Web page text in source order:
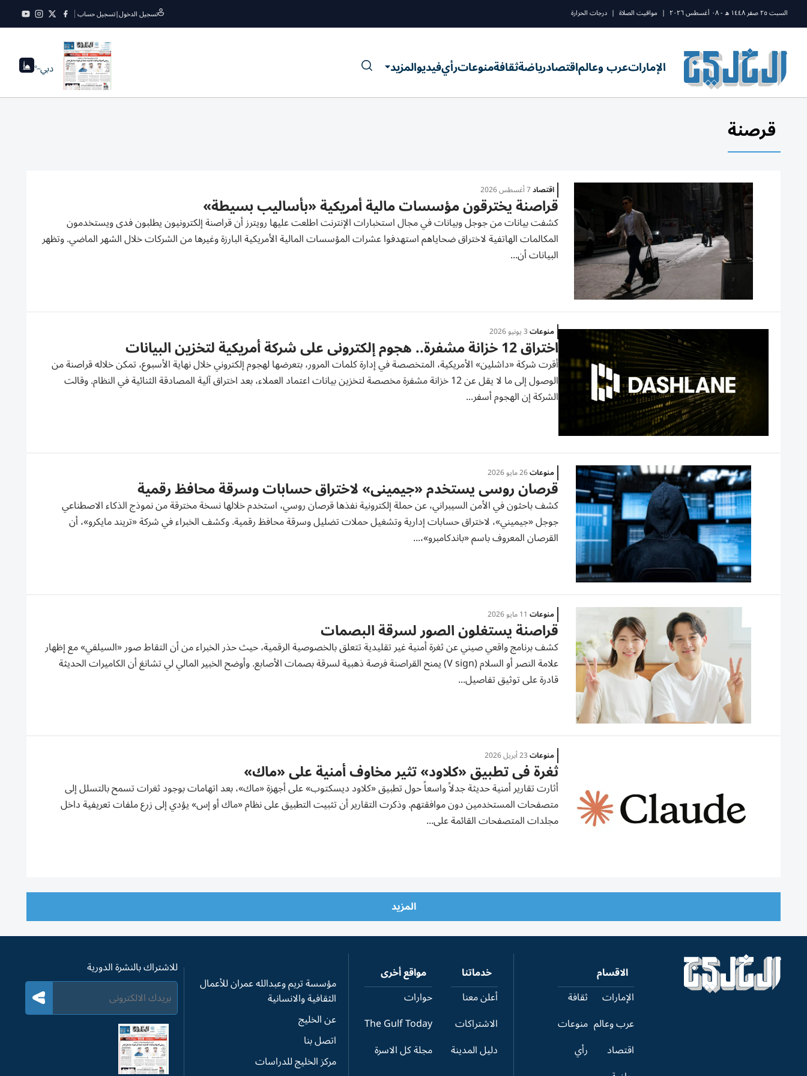
السبت ٢٥ صفر ١٤٤٨ ه - ٠٨ أغسطس ٢٠٢٦ | مواقيت الصلاة | درجات الحرارة تسجيل الدخول|تسجيل حساب
الإماراتعرب وعالماقتصادرياضةثقافةمنوعاترأيفيديوالمزيد دبي--°
قرصنة
اقتصاد7 أغسطس 2026
قراصنة يخترقون مؤسسات مالية أمريكية «بأساليب بسيطة»
كشفت بيانات من جوجل وبيانات في مجال استخبارات الإنترنت اطلعت عليها ‌رويترز أن قراصنة إلكترونيون يطلبون فدى ويستخدمون
المكالمات الهاتفية لاختراق ضحاياهم ​استهدفوا عشرات ⁠المؤسسات المالية الأمريكية البارزة وغيرها من الشركات ‌خلال الشهر الماضي. وتظهر
البيانات أن...
منوعات3 يونيو 2026
اختراق 12 خزانة مشفرة.. هجوم إلكتروني على شركة أمريكية لتخزين البيانات
أقرت شركة «داشلين» الأمريكية، المتخصصة في إدارة كلمات المرور، بتعرضها لهجوم إلكتروني خلال نهاية الأسبوع، تمكن خلاله قراصنة من
الوصول إلى ما لا يقل عن 12 خزانة مشفرة مخصصة لتخزين بيانات اعتماد العملاء، بعد اختراق آلية المصادقة الثنائية في النظام. وقالت
الشركة إن الهجوم أسفر...
منوعات26 مايو 2026
قرصان روسي يستخدم «جيميني» لاختراق حسابات وسرقة محافظ رقمية
كشف باحثون في الأمن السيبراني، عن حملة إلكترونية نفذها قرصان روسي، استخدم خلالها نسخة مخترقة من نموذج الذكاء الاصطناعي
جوجل «جيميني»، لاختراق حسابات إدارية وتشغيل حملات تضليل وسرقة محافظ رقمية. وكشف الخبراء في شركة «تريند مايكرو»، أن
القرصان المعروف باسم «باندكامبرو»،...
منوعات 11 مايو 2026
قراصنة يستغلون الصور لسرقة البصمات
كشف برنامج واقعي صيني عن ثغرة أمنية غير تقليدية تتعلق بالخصوصية الرقمية، حيث حذر الخبراء من أن التقاط صور «السيلفي» مع إظهار
علامة النصر أو السلام (V sign) يمنح القراصنة فرصة ذهبية لسرقة بصمات الأصابع. وأوضح الخبير المالي لي تشانغ أن الكاميرات الحديثة
قادرة على توثيق تفاصيل...
منوعات23 أبريل 2026
ثغرة في تطبيق «كلاود» تثير مخاوف أمنية على «ماك»
أثارت تقارير أمنية حديثة جدلاً واسعاً حول تطبيق «كلاود ديسكتوب» على أجهزة «ماك»، بعد اتهامات بوجود ثغرات تسمح بالتسلل إلى
متصفحات المستخدمين دون موافقتهم. وذكرت التقارير أن تثبيت التطبيق على نظام «ماك أو إس» يؤدي إلى زرع ملفات تعريفية داخل
مجلدات المتصفحات القائمة على...
المزيد
الاقسام
الإمارات
عرب وعالم
اقتصاد
ثقافة
منوعات
رأي
خدماتنا
أعلن معنا
الاشتراكات
دليل المدينة
مواقع أخرى
حوارات
The Gulf Today
مجلة كل الاسرة
مؤسسة تريم وعبدالله عمران للأعمال
الثقافية والانسانية
عن الخليج
اتصل بنا
مركز الخليج للدراسات
للاشتراك بالنشرة الدورية